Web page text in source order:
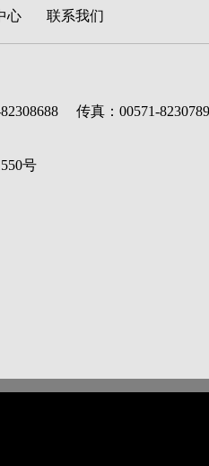
心 联系我们
传真：00571-
号